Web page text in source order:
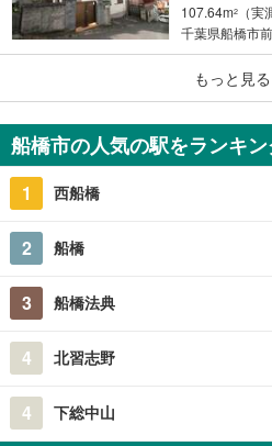
107.64m2
（実
千葉県船橋市
成約でも
船橋市高野
750万円
3DK
もっと見る
船橋市の人気の駅をランキ
1 西船橋
2 船橋
3 船橋法典
4 北習志野
4 下総中山